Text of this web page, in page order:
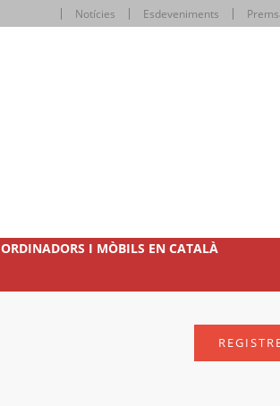
Notícies Esdeveniments
ORDINADORS I MÒBILS EN CATALÀ